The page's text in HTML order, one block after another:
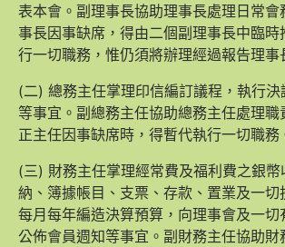
表本會。副理事長協助理事長處理日常會
事長因事缺席，得由二個副理事長中臨時
行一切職務，惟仍須將辦理經過報告理事
(二) 總務主任掌理印信編訂議程，執行
等事宜。副總務主任協助總務主任處理職
正主任因事缺席時，得暫代執行一切職務
(三) 財務主任掌理經常費及福利費之銀幣
納、簿據帳目、支票、存款、置業及一切
每月每年編造決算預算，向理事會及一切
公佈會員週知等事宜。副財務主任協助財